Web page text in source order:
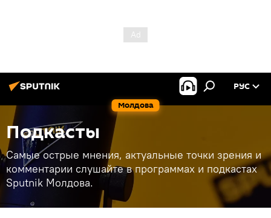
Молдова
РУС
Подкасты
Самые острые мнения, актуальные точки зрения и
комментарии слушайте в программах и подкастах
Sputnik Молдова.